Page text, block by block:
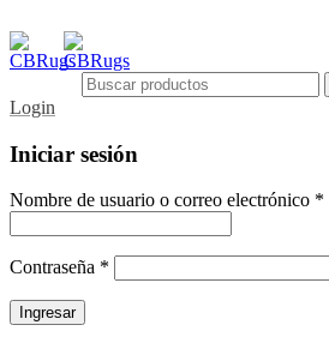
Login
Iniciar sesión
Nombre de usuario o correo electrónico *
Contraseña *
Ingresar